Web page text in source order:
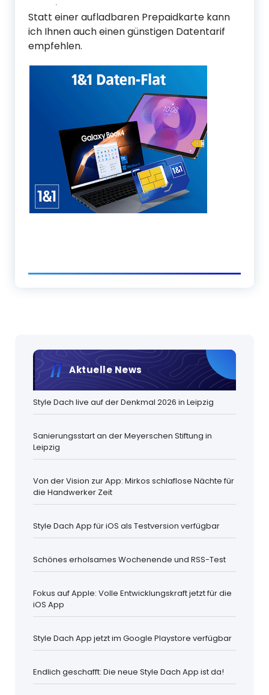
Statt einer aufladbaren Prepaidkarte kann
ich Ihnen auch einen günstigen Datentarif
empfehlen.
Aktuelle News
Style Dach live auf der Denkmal 2026 in Leipzig
Sanierungsstart an der Meyerschen Stiftung in
Leipzig
Von der Vision zur App: Mirkos schlaflose Nächte für
die Handwerker Zeit
Style Dach App für iOS als Testversion verfügbar
Schönes erholsames Wochenende und RSS-Test
Fokus auf Apple: Volle Entwicklungskraft jetzt für die
iOS App
Style Dach App jetzt im Google Playstore verfügbar
Endlich geschafft: Die neue Style Dach App ist da!